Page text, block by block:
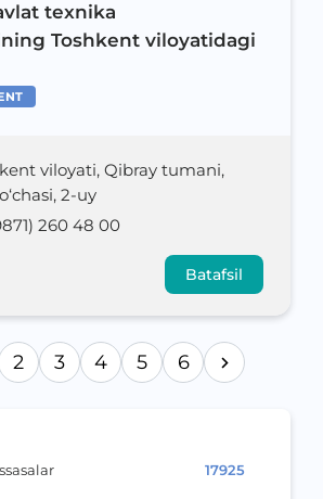
17925
texnika
Toshkent viloyatidagi
viloyati, Qibray tumani,
2-uy
260 48 00
Batafsil
2 3 4 5 6